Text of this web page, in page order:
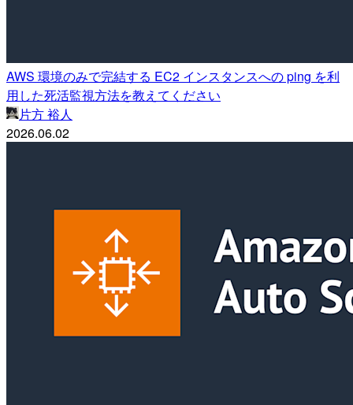
AWS 環境のみで完結する EC2 インスタンスへの ping を利
用した死活監視方法を教えてください
片方 裕人
2026.06.02